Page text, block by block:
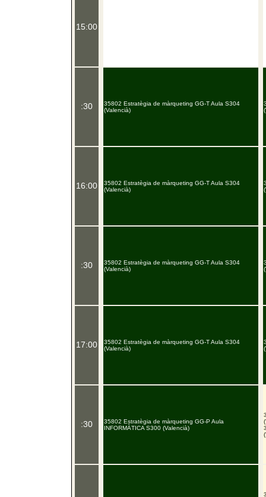
15:00
:30
16:00
:30
17:00
:30
35802 Estratègia de màrqueting GG-T Aula S304
(Valencià)
35802 Estratègia de màrqueting GG-T Aula S304
(Valencià)
35802 Estratègia de màrqueting GG-T Aula S304
(Valencià)
35802 Estratègia de màrqueting GG-T Aula S304
(Valencià)
35802 Estratègia de màrqueting GG-P Aula
INFORMÀTICA S300 (Valencià)